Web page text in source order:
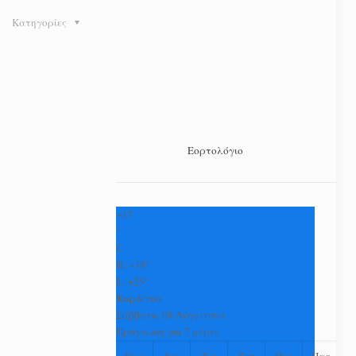
Κατηγορίες
Εορτολόγιο
+37
°
C
H:+38°
L:+25°
Καρδίτσα
Σάββατο, 08 Αύγουστος
Πρόγνωση για 7 μέρες